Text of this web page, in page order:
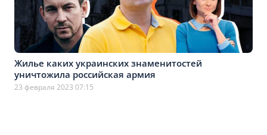
Жилье каких украинских знаменитостей
уничтожила российская армия
23 февраля 2023 07:15